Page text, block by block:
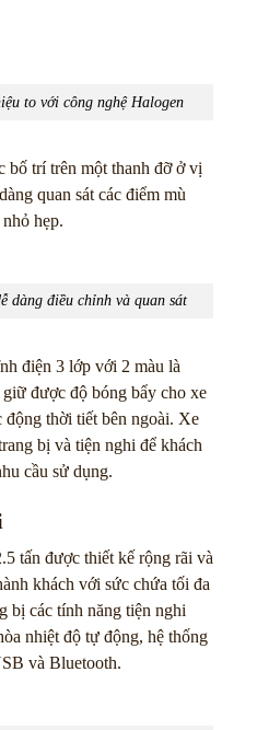
to với công nghệ Halogen
bố trí trên một thanh đỡ ở vị
quan sát các điểm mù
hẹp.
dàng điều chỉnh và quan sát
điện 3 lớp với 2 màu là
được độ bóng bẩy cho xe
thời tiết bên ngoài. Xe
bị và tiện nghi để khách
cầu sử dụng.
tấn được thiết kế rộng rãi và
khách với sức chứa tối đa
bị các tính năng tiện nghi
nhiệt độ tự động, hệ thống
và Bluetooth.